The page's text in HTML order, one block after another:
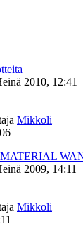
2010, 12:41
Mikkoli
MATERIAL
2009, 14:11
Mikkoli